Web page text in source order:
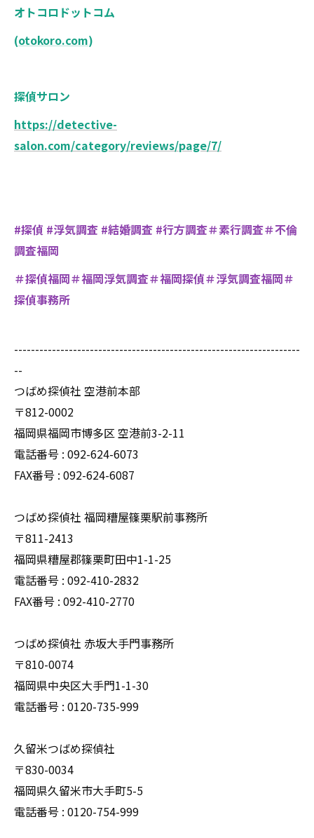
オトコロドットコム
(otokoro.com)
探偵サロン
https://detective-
salon.com/category/reviews/page/7/
#探偵 #浮気調査 #結婚調査 #行方調査＃素行調査＃不倫
調査福岡
＃探偵福岡＃福岡浮気調査＃福岡探偵＃浮気調査福岡＃
探偵事務所
--------------------------------------------------------------------
--
つばめ探偵社 空港前本部
〒812-0002
福岡県福岡市博多区 空港前3-2-11
電話番号 : 092-624-6073
FAX番号 : 092-624-6087
つばめ探偵社 福岡糟屋篠栗駅前事務所
〒811-2413
福岡県糟屋郡篠栗町田中1-1-25
電話番号 : 092-410-2832
FAX番号 : 092-410-2770
つばめ探偵社 赤坂大手門事務所
〒810-0074
福岡県中央区大手門1-1-30
電話番号 : 0120-735-999
久留米つばめ探偵社
〒830-0034
福岡県久留米市大手町5-5
電話番号 : 0120-754-999